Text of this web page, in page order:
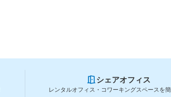
シェアオフィス
レンタルオフィス・コワーキングスペースを